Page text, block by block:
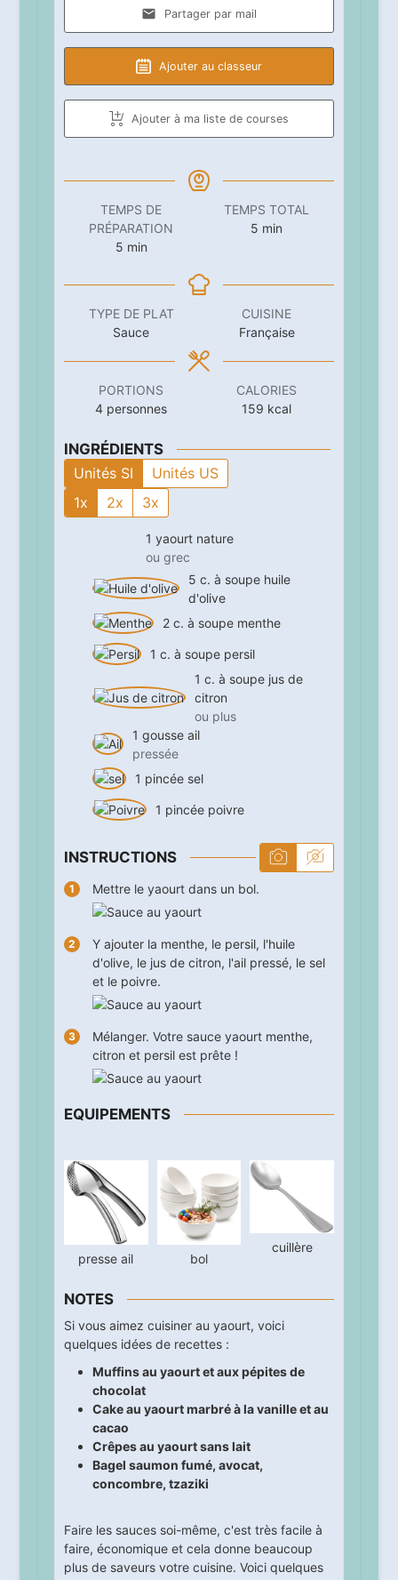
Partager par mail
Ajouter au classeur
Ajouter à ma liste de courses
TEMPS DE
PRÉPARATION
5minutes
min
TEMPS TOTAL
5 minutes
min
TYPE DE PLAT
Sauce
CUISINE
Française
PORTIONS
4 personnes
CALORIES
159 kcal
INGRÉDIENTS
Unités SI
Unités US
1x
2x 3x
1 yaourt nature
ou grec
5 c. à soupe huile
d'olive
2 c. à soupe menthe
1 c. à soupe persil
1 c. à soupe jus de
citron
ou plus
1 gousse ail
pressée
1 pincée sel
1 pincée poivre
INSTRUCTIONS
Mettre le yaourt dans un bol.
Y ajouter la menthe, le persil, l'huile
d'olive, le jus de citron, l'ail pressé, le sel
et le poivre.
Mélanger. Votre sauce yaourt menthe,
citron et persil est prête !
EQUIPEMENTS
presse ail bol
cuillère
NOTES
Si vous aimez cuisiner au yaourt, voici
quelques idées de recettes :
Muffins au yaourt et aux pépites de
chocolat
Cake au yaourt marbré à la vanille et au
cacao
Crêpes au yaourt sans lait
Bagel saumon fumé, avocat,
concombre, tzaziki
Faire les sauces soi-même, c'est très facile à
faire, économique et cela donne beaucoup
plus de saveurs votre cuisine. Voici quelques